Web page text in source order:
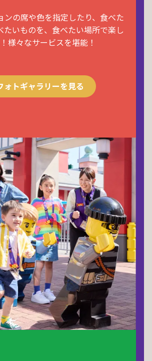
ンの席や色を指定したり、食べた
たいものを、食べたい場所で楽し
様々なサービスを堪能！
ォトギャラリーを見る